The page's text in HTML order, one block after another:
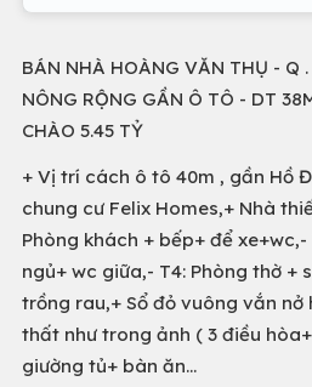
BÁN NHÀ HOÀNG VĂN THỤ - Q
NÔNG RỘNG GẦN Ô TÔ - DT
CHÀO 5.45 TỶ
+ Vị trí cách ô tô 40m , gần Hồ
chung cư Felix Homes,+ Nhà
Phòng khách + bếp+ để
ngủ+ wc giữa,- T4: Phòng thờ +
trồng rau,+ Sổ đỏ vuông vắn
thất như trong ảnh ( 3 điều
giường tủ+ bàn ăn...